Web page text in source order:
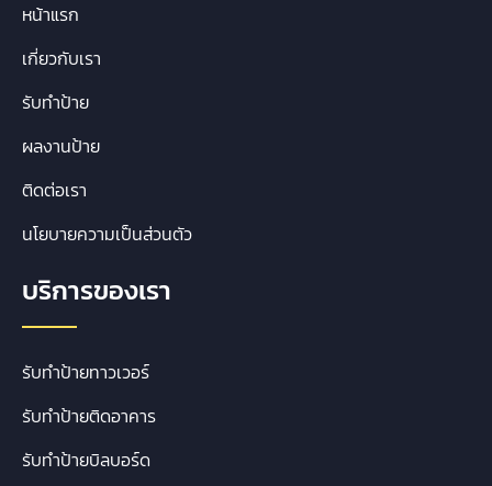
หน้าแรก
เกี่ยวกับเรา
รับทำป้าย
ผลงานป้าย
ติดต่อเรา
นโยบายความเป็นส่วนตัว
บริการของเรา
รับทำป้ายทาวเวอร์
รับทำป้ายติดอาคาร
รับทำป้ายบิลบอร์ด